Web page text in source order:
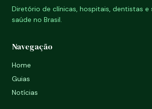
Diretório de clínicas, hospitais, dentistas e
saúde no Brasil.
Navegação
Home
Guias
Notícias